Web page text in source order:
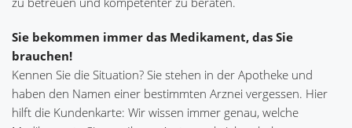
Sie bekommen immer das Medikament, das Sie
brauchen!
Kennen Sie die Situation? Sie stehen in der Apotheke und
haben den Namen einer bestimmten Arznei vergessen. Hier
hilft die Kundenkarte: Wir wissen immer genau, welche